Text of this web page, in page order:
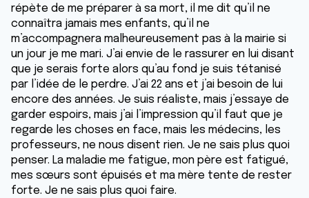
répète de me préparer à sa mort, il me dit qu’il ne
connaîtra jamais mes enfants, qu’il ne
m’accompagnera malheureusement pas à la mairie si
un jour je me mari. J’ai envie de le rassurer en lui disant
que je serais forte alors qu’au fond je suis tétanisé
par l’idée de le perdre. J’ai 22 ans et j’ai besoin de lui
encore des années. Je suis réaliste, mais j’essaye de
garder espoirs, mais j’ai l’impression qu’il faut que je
regarde les choses en face, mais les médecins, les
professeurs, ne nous disent rien. Je ne sais plus quoi
penser. La maladie me fatigue, mon père est fatigué,
mes sœurs sont épuisés et ma mère tente de rester
forte. Je ne sais plus quoi faire.